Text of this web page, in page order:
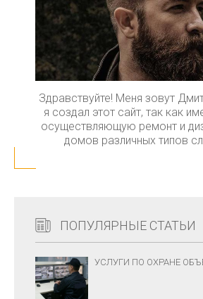
Здравствуйте! Меня зовут
я создал этот сайт, так как
осуществляющую ремонт и
домов различных типов
ПОПУЛЯРНЫЕ СТАТЬИ
УСЛУГИ ПО ОХРАНЕ